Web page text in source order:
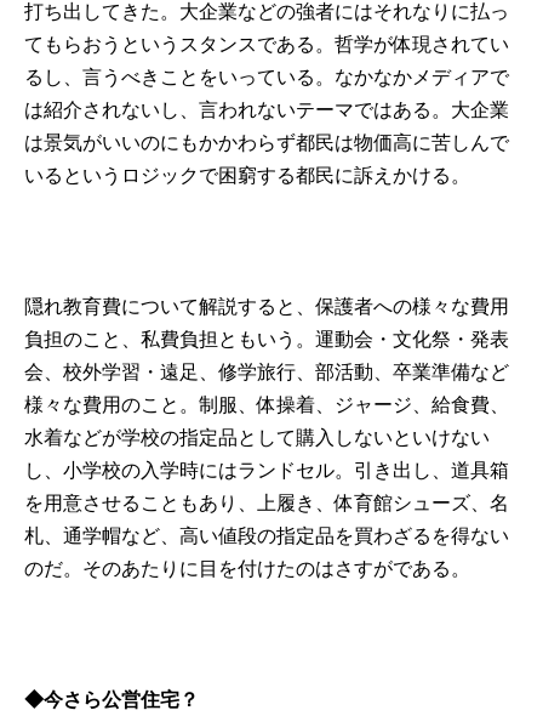
打ち出してきた。大企業などの強者にはそれなりに払っ
てもらおうというスタンスである。哲学が体現されてい
るし、言うべきことをいっている。なかなかメディアで
は紹介されないし、言われないテーマではある。大企業
は景気がいいのにもかかわらず都民は物価高に苦しんで
いるというロジックで困窮する都民に訴えかける。
隠れ教育費について解説すると、保護者への様々な費用
負担のこと、私費負担ともいう。運動会・文化祭・発表
会、校外学習・遠足、修学旅行、部活動、卒業準備など
様々な費用のこと。制服、体操着、ジャージ、給食費、
水着などが学校の指定品として購入しないといけない
し、小学校の入学時にはランドセル。引き出し、道具箱
を用意させることもあり、上履き、体育館シューズ、名
札、通学帽など、高い値段の指定品を買わざるを得ない
のだ。そのあたりに目を付けたのはさすがである。
◆今さら公営住宅？